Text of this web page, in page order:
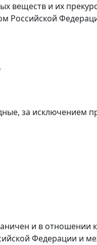
веществ и их
Российской
за исключением
и в отношении
Федерации и